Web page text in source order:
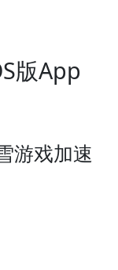
版App
游戏加速